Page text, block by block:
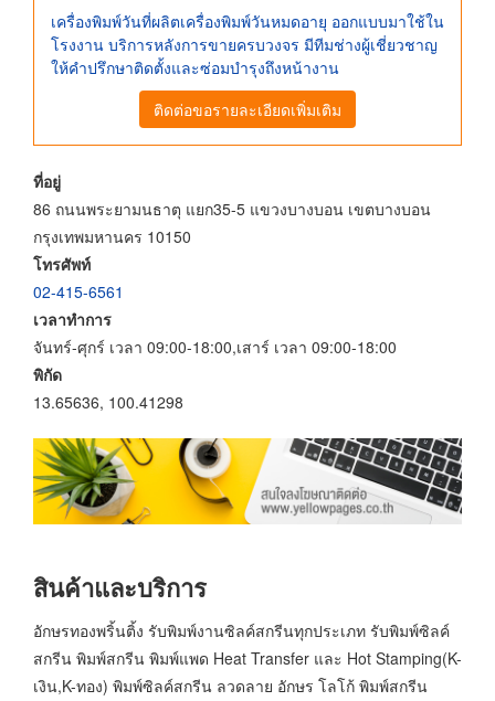
เครื่องพิมพ์วันที่ผลิตเครื่องพิมพ์วันหมดอายุ ออกแบบมาใช้ใน
โรงงาน บริการหลังการขายครบวงจร มีทีมช่างผู้เชี่ยวชาญ
ให้คำปรึกษาติดตั้งและซ่อมบำรุงถึงหน้างาน
ติดต่อขอรายละเอียดเพิ่มเติม
ที่อยู่
86 ถนนพระยามนธาตุ แยก35-5 แขวงบางบอน เขตบางบอน
กรุงเทพมหานคร 10150
โทรศัพท์
02-415-6561
เวลาทำการ
จันทร์-ศุกร์ เวลา 09:00-18:00,เสาร์ เวลา 09:00-18:00
พิกัด
13.65636, 100.41298
สินค้าและบริการ
อักษรทองพริ้นติ้ง รับพิมพ์งานซิลค์สกรีนทุกประเภท รับพิมพ์ซิลค์
สกรีน พิมพ์สกรีน พิมพ์แพด Heat Transfer และ Hot Stamping(K-
เงิน,K-ทอง) พิมพ์ซิลค์สกรีน ลวดลาย อักษร โลโก้ พิมพ์สกรีน